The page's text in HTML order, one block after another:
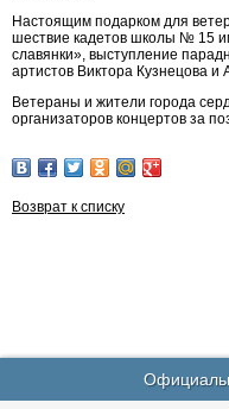
Настоящим подарком для
шествие кадетов школы № 15
славянки», выступление
артистов Виктора Кузнецова и
Ветераны и жители города
организаторов концертов за
Возврат к списку